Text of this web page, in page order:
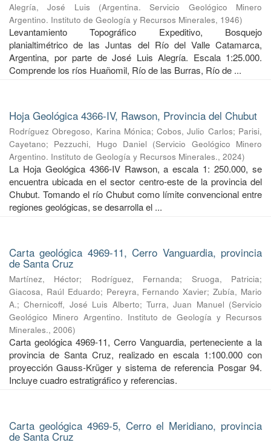
Alegría, José Luis (Argentina. Servicio Geológico Minero
Argentino. Instituto de Geología y Recursos Minerales, 1946)
Levantamiento Topográfico Expeditivo, Bosquejo
planialtimétrico de las Juntas del Río del Valle Catamarca,
Argentina, por parte de José Luis Alegría. Escala 1:25.000.
Comprende los ríos Huañomil, Río de las Burras, Río de ...
Hoja Geológica 4366-IV, Rawson, Provincia del Chubut
Rodríguez Obregoso, Karina Mónica;Cobos, Julio Carlos; Parisi,
Cayetano; Pezzuchi, Hugo Daniel (Servicio Geológico Minero
Argentino. Instituto de Geología y Recursos Minerales., 2024)
La Hoja Geológica 4366-IV Rawson, a escala 1: 250.000, se
encuentra ubicada en el sector centro-este de la provincia del
Chubut. Tomando el río Chubut como límite convencional entre
regiones geológicas, se desarrolla el ...
Carta geológica 4969-11, Cerro Vanguardia, provincia
de Santa Cruz
Martínez, Héctor; Rodríguez, Fernanda; Sruoga, Patricia;
Giacosa, Raúl Eduardo; Pereyra, Fernando Xavier;Zubía, Mario
A.;Chernicoff, José Luis Alberto; Turra, Juan Manuel (Servicio
Geológico Minero Argentino. Instituto de Geología y Recursos
Minerales., 2006)
Carta geológica 4969-11, Cerro Vanguardia, perteneciente a la
provincia de Santa Cruz, realizado en escala 1:100.000 con
proyección Gauss-Krüger y sistema de referencia Posgar 94.
Incluye cuadro estratigráfico y referencias.
Carta geológica 4969-5, Cerro el Meridiano, provincia
de Santa Cruz